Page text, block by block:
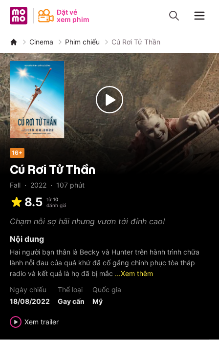
MoMo - Ứng dụng tài chính
Đặt vé
xem phim
Cinema Phim chiếu Cú Rơi Tử Thần
16+
Cú Rơi Tử Thần
Fall · 2022 · 107 phút
8.5 từ 10
đánh giá
Chạm nỗi sợ hãi nhưng vươn tới đỉnh cao!
Nội dung
Hai người bạn thân là Becky và Hunter trên hành trình chữa
lành nỗi đau của quá khứ đã cố gắng chinh phục tòa tháp
radio và kết quả là họ đã bị mắc ...Xem thêm
Ngày chiếu
18/08/2022
Thể loại
Gay cấn
Quốc gia
Mỹ
Xem trailer